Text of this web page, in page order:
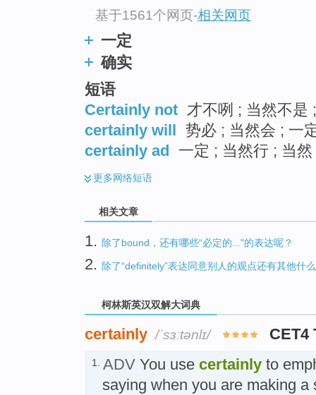
基于1561个网页-相关网页
一定
确实
短语
Certainly not 才不咧 ; 当然不是
certainly will
势必 ; 当然会 ; 一
certainly ad
一定 ; 当然行 ; 当
更多网络短语
相关文章
1. 除了bound，还有哪些“必定的..."的表达呢？
2. 除了“definitely”表达同意别人的观点还有其他什
柯林斯英汉双解大词典
certainly /ˈsɜːtənlɪ/ CET4
1. ADV You use certainly to
saying when you are making a